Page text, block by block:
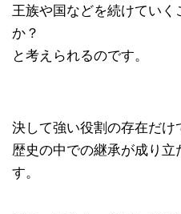
王族や国などを続けていく
か？
と考えられるのです。
決して強い役割の存在だけ
歴史の中での継承が成り立
す。